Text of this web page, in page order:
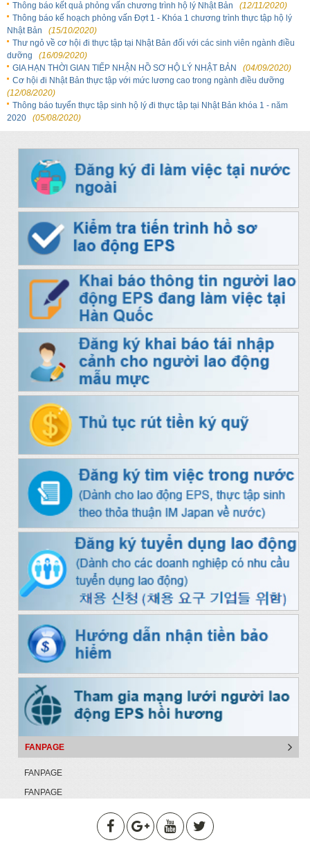
Thông báo kết quả phỏng vấn chương trình hộ lý Nhật Bản
(12/11/2020)
Thông báo kế hoạch phỏng vấn Đợt 1 - Khóa 1 chương trình thực tập hộ lý
Nhật Bản
(15/10/2020)
Thư ngỏ về cơ hội đi thực tập tại Nhật Bản đối với các sinh viên ngành điều
dưỡng
(16/09/2020)
GIA HẠN THỜI GIAN TIẾP NHẬN HỒ SƠ HỘ LÝ NHẬT BẢN
(04/09/2020)
Cơ hội đi Nhật Bản thực tập với mức lương cao trong ngành điều dưỡng
(12/08/2020)
Thông báo tuyển thực tập sinh hộ lý đi thực tập tại Nhật Bản khóa 1 - năm
2020
(05/08/2020)
FANPAGE
FANPAGE
FANPAGE